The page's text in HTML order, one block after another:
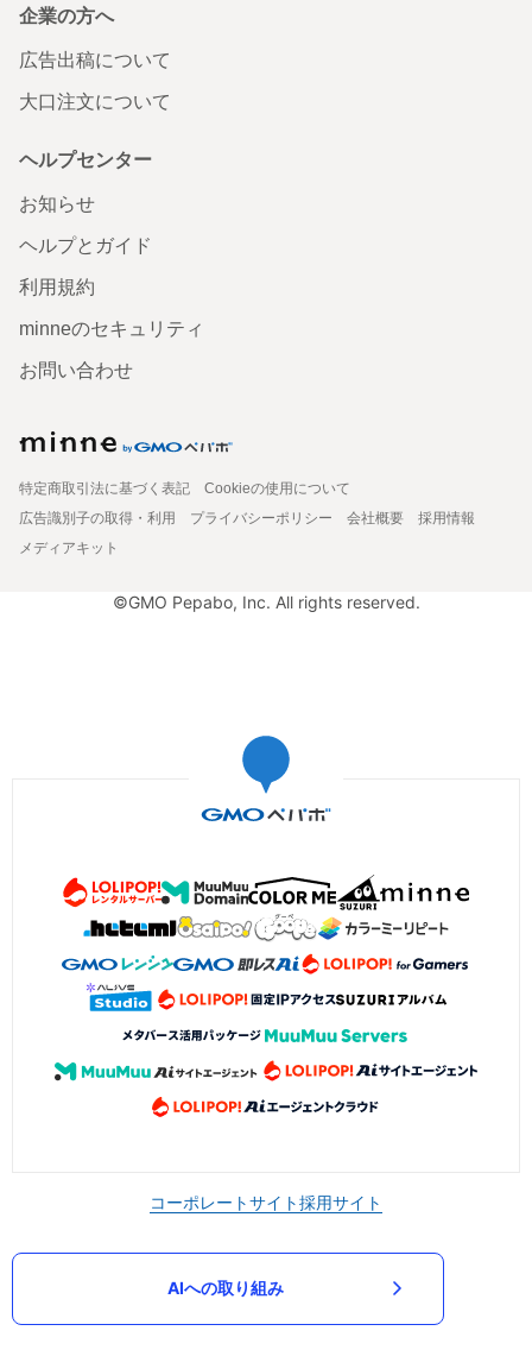
企業の方へ
広告出稿について
大口注文について
ヘルプセンター
お知らせ
ヘルプとガイド
利用規約
minneのセキュリティ
お問い合わせ
特定商取引法に基づく表記
Cookieの使用について
広告識別子の取得・利用
プライバシーポリシー 会社概要
採用情報
メディアキット
©GMO Pepabo, Inc. All rights reserved.
コーポレートサイト採用サイト
AIへの取り組み